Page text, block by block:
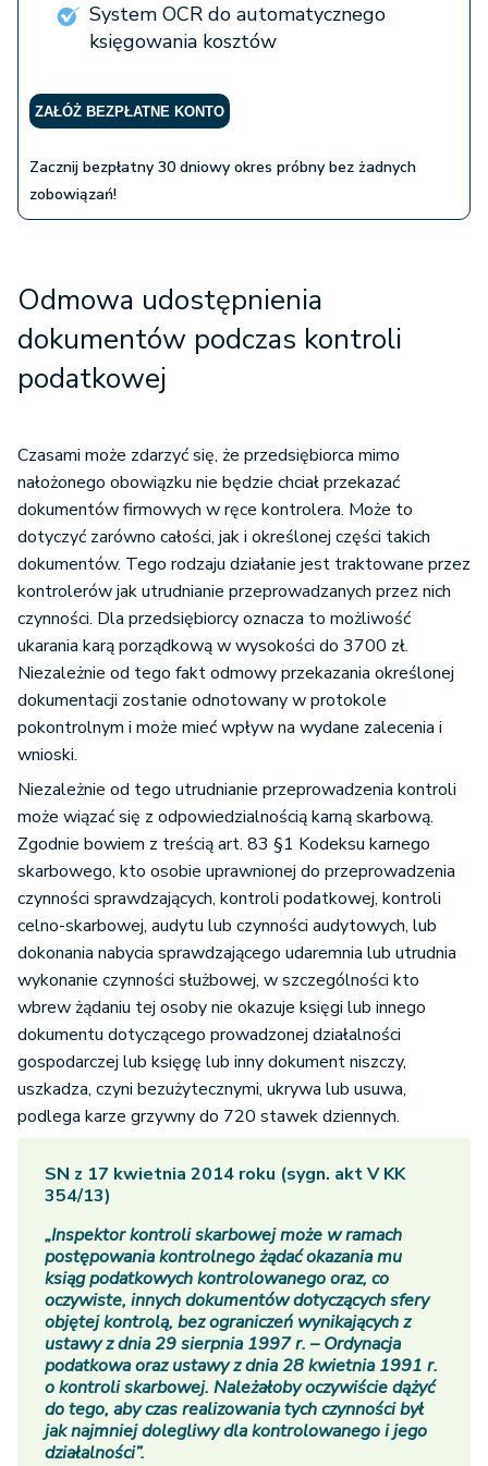
System OCR do automatycznego
księgowania kosztów
ZAŁÓŻ BEZPŁATNE KONTO
Zacznij bezpłatny 30 dniowy okres próbny bez żadnych
zobowiązań!
Odmowa udostępnienia
dokumentów podczas kontroli
podatkowej
Czasami może zdarzyć się, że przedsiębiorca mimo
nałożonego obowiązku nie będzie chciał przekazać
dokumentów firmowych w ręce kontrolera. Może to
dotyczyć zarówno całości, jak i określonej części takich
dokumentów. Tego rodzaju działanie jest traktowane przez
kontrolerów jak utrudnianie przeprowadzanych przez nich
czynności. Dla przedsiębiorcy oznacza to możliwość
ukarania karą porządkową w wysokości do 3700 zł.
Niezależnie od tego fakt odmowy przekazania określonej
dokumentacji zostanie odnotowany w protokole
pokontrolnym i może mieć wpływ na wydane zalecenia i
wnioski.
Niezależnie od tego utrudnianie przeprowadzenia kontroli
może wiązać się z odpowiedzialnością karną skarbową.
Zgodnie bowiem z treścią art. 83 §1 Kodeksu karnego
skarbowego, kto osobie uprawnionej do przeprowadzenia
czynności sprawdzających, kontroli podatkowej, kontroli
celno-skarbowej, audytu lub czynności audytowych, lub
dokonania nabycia sprawdzającego udaremnia lub utrudnia
wykonanie czynności służbowej, w szczególności kto
wbrew żądaniu tej osoby nie okazuje księgi lub innego
dokumentu dotyczącego prowadzonej działalności
gospodarczej lub księgę lub inny dokument niszczy,
uszkadza, czyni bezużytecznymi, ukrywa lub usuwa,
podlega karze grzywny do 720 stawek dziennych.
SN z 17 kwietnia 2014 roku (sygn. akt V KK
354/13)
„Inspektor kontroli skarbowej może w ramach
postępowania kontrolnego żądać okazania mu
ksiąg podatkowych kontrolowanego oraz, co
oczywiste, innych dokumentów dotyczących sfery
objętej kontrolą, bez ograniczeń wynikających z
ustawy z dnia 29 sierpnia 1997 r. – Ordynacja
podatkowa oraz ustawy z dnia 28 kwietnia 1991 r.
o kontroli skarbowej. Należałoby oczywiście dążyć
do tego, aby czas realizowania tych czynności był
jak najmniej dolegliwy dla kontrolowanego i jego
działalności”.